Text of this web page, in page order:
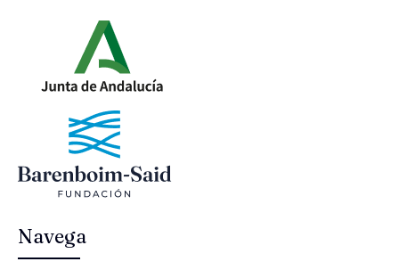
Navega